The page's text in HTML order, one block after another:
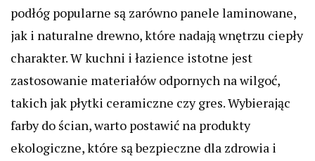
podłóg popularne są zarówno panele laminowane,
jak i naturalne drewno, które nadają wnętrzu ciepły
charakter. W kuchni i łazience istotne jest
zastosowanie materiałów odpornych na wilgoć,
takich jak płytki ceramiczne czy gres. Wybierając
farby do ścian, warto postawić na produkty
ekologiczne, które są bezpieczne dla zdrowia i